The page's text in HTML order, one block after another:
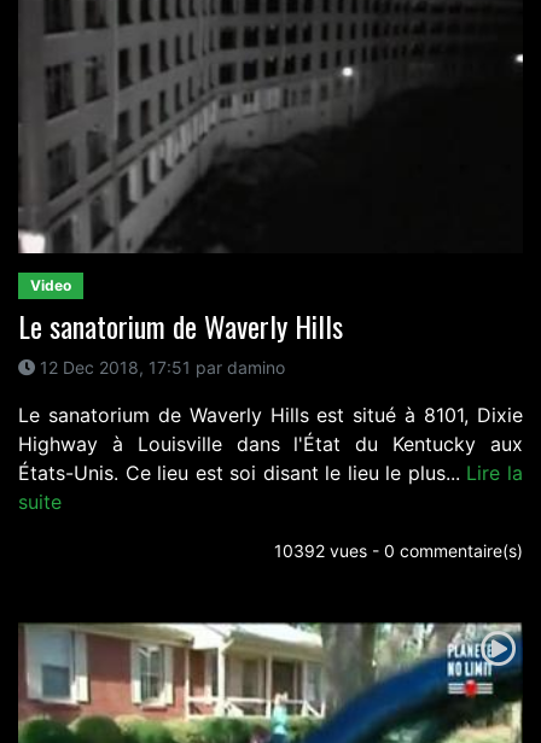
Video
Le sanatorium de Waverly Hills
12 Dec 2018, 17:51 par damino
Le sanatorium de Waverly Hills est situé à 8101, Dixie
Highway à Louisville dans l'État du Kentucky aux
États-Unis. Ce lieu est soi disant le lieu le plus... Lire la
suite
10392 vues - 0 commentaire(s)